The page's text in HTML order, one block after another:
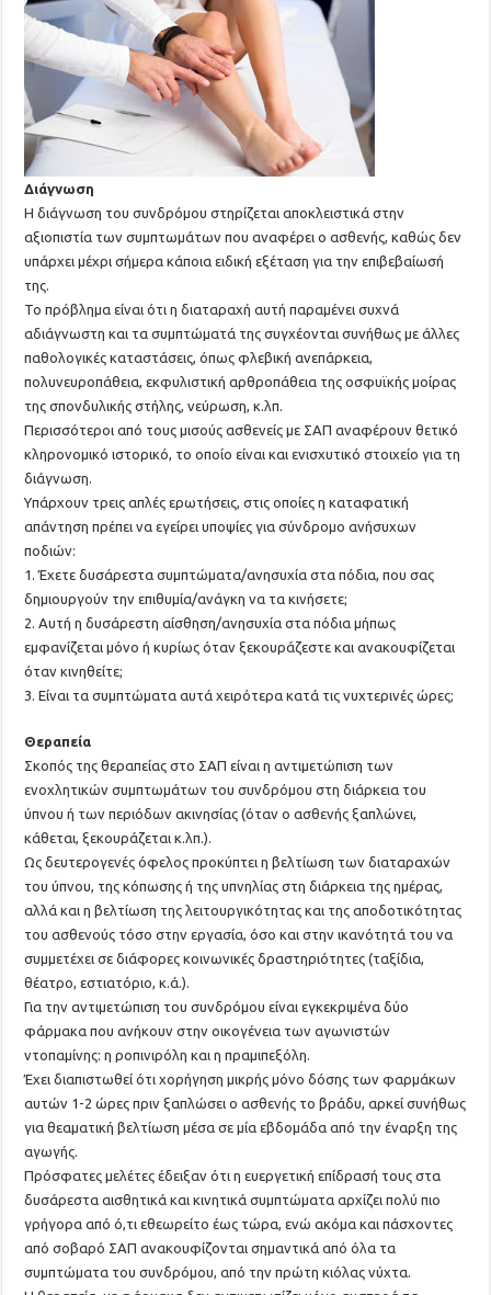
Διάγνωση
Η διάγνωση του συνδρόμου στηρίζεται αποκλειστικά στην
αξιοπιστία των συμπτωμάτων που αναφέρει ο ασθενής, καθώς δεν
υπάρχει μέχρι σήμερα κάποια ειδική εξέταση για την επιβεβαίωσή
της.
Το πρόβλημα είναι ότι η διαταραχή αυτή παραμένει συχνά
αδιάγνωστη και τα συμπτώματά της συγχέονται συνήθως με άλλες
παθολογικές καταστάσεις, όπως φλεβική ανεπάρκεια,
πολυνευροπάθεια, εκφυλιστική αρθροπάθεια της οσφυϊκής μοίρας
της σπονδυλικής στήλης, νεύρωση, κ.λπ.
Περισσότεροι από τους μισούς ασθενείς με ΣΑΠ αναφέρουν θετικό
κληρονομικό ιστορικό, το οποίο είναι και ενισχυτικό στοιχείο για τη
διάγνωση.
Υπάρχουν τρεις απλές ερωτήσεις, στις οποίες η καταφατική
απάντηση πρέπει να εγείρει υποψίες για σύνδρομο ανήσυχων
ποδιών:
1. Έχετε δυσάρεστα συμπτώματα/ανησυχία στα πόδια, που σας
δημιουργούν την επιθυμία/ανάγκη να τα κινήσετε;
2. Αυτή η δυσάρεστη αίσθηση/ανησυχία στα πόδια μήπως
εμφανίζεται μόνο ή κυρίως όταν ξεκουράζεστε και ανακουφίζεται
όταν κινηθείτε;
3. Είναι τα συμπτώματα αυτά χειρότερα κατά τις νυχτερινές ώρες;
Θεραπεία
Σκοπός της θεραπείας στο ΣΑΠ είναι η αντιμετώπιση των
ενοχλητικών συμπτωμάτων του συνδρόμου στη διάρκεια του
ύπνου ή των περιόδων ακινησίας (όταν ο ασθενής ξαπλώνει,
κάθεται, ξεκουράζεται κ.λπ.).
Ως δευτερογενές όφελος προκύπτει η βελτίωση των διαταραχών
του ύπνου, της κόπωσης ή της υπνηλίας στη διάρκεια της ημέρας,
αλλά και η βελτίωση της λειτουργικότητας και της αποδοτικότητας
του ασθενούς τόσο στην εργασία, όσο και στην ικανότητά του να
συμμετέχει σε διάφορες κοινωνικές δραστηριότητες (ταξίδια,
θέατρο, εστιατόριο, κ.ά.).
Για την αντιμετώπιση του συνδρόμου είναι εγκεκριμένα δύο
φάρμακα που ανήκουν στην οικογένεια των αγωνιστών
ντοπαμίνης: η ροπινιρόλη και η πραμιπεξόλη.
Έχει διαπιστωθεί ότι χορήγηση μικρής μόνο δόσης των φαρμάκων
αυτών 1-2 ώρες πριν ξαπλώσει ο ασθενής το βράδυ, αρκεί συνήθως
για θεαματική βελτίωση μέσα σε μία εβδομάδα από την έναρξη της
αγωγής.
Πρόσφατες μελέτες έδειξαν ότι η ευεργετική επίδρασή τους στα
δυσάρεστα αισθητικά και κινητικά συμπτώματα αρχίζει πολύ πιο
γρήγορα από ό,τι εθεωρείτο έως τώρα, ενώ ακόμα και πάσχοντες
από σοβαρό ΣΑΠ ανακουφίζονται σημαντικά από όλα τα
συμπτώματα του συνδρόμου, από την πρώτη κιόλας νύχτα.